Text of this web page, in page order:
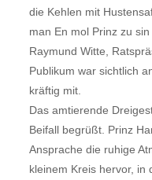
die Kehlen mit
man En mol Prinz zu
Raymund Witte,
Publikum war sichtlich
kräftig mit.
Das amtierende
Beifall begrüßt. Prinz
Ansprache die ruhige
kleinem Kreis hervor, in